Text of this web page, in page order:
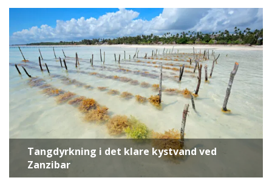
Tangdyrkning i det klare kystvand ved
Zanzibar